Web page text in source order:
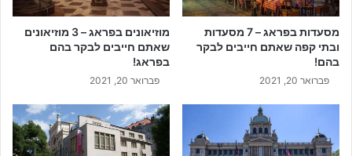
מסעדות בפראג – 7 מסעדות
ובתי קפה שאתם חייבים לבקר
בהם!
פברואר 20, 2021
מוזיאונים בפראג – 3 מוזיאונים
שאתם חייבים לבקר בהם
בפראג!
פברואר 20, 2021